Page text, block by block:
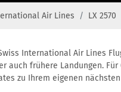
Air Lines LX 2570
International Air Lines
auch frühere Landungen.
zu Ihrem eigenen